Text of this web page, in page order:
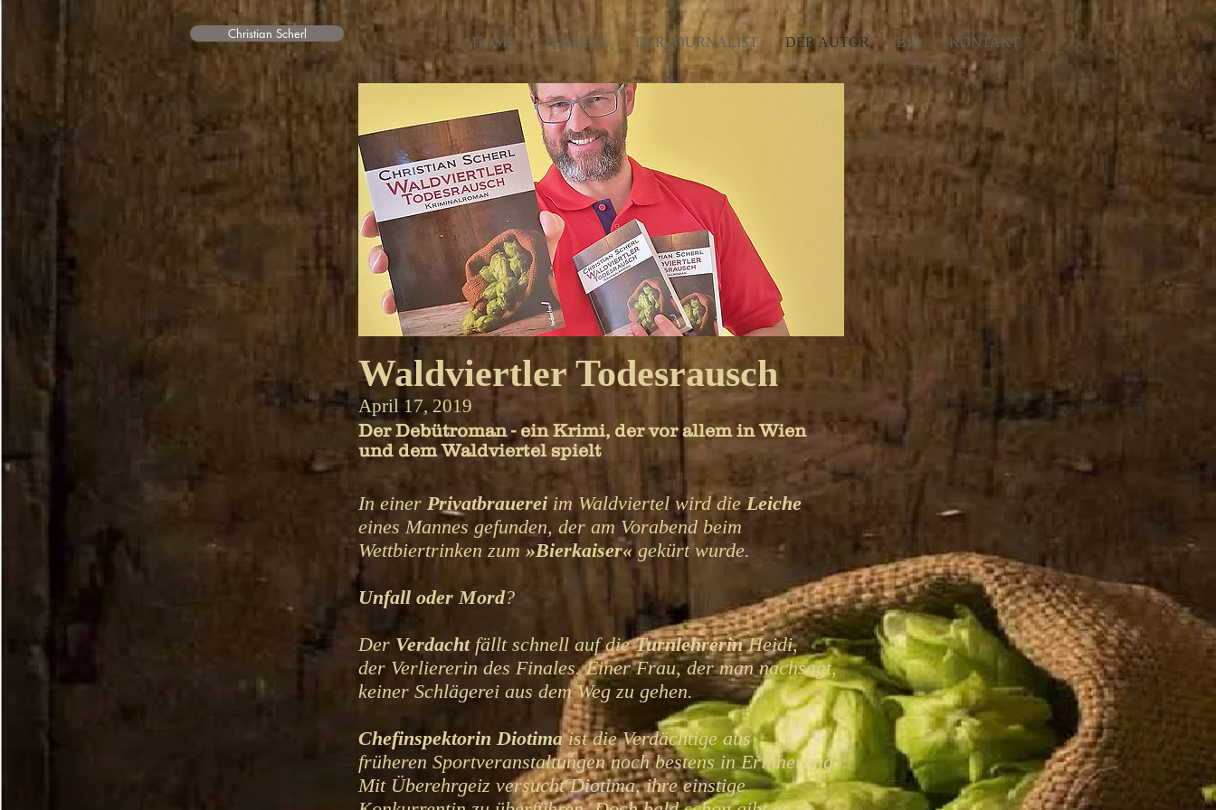
Christian Scherl
HOME TERMINE DER JOURNALIST DER AUTOR BIO KONTAKT
Waldviertler Todesrausch
April 17, 2019
Der Debütroman - ein Krimi, der vor allem in Wien
und dem Waldviertel spielt
In einer Privatbrauereiim Waldviertel wirddieLeiche
eines Mannes gefunden, der am Vorabend beim
Wettbiertrinken zum »Bierkaiser«gekürt wurde.
Unfall oder Mord?
Der Verdachtfällt schnell auf dieTurnlehrerinHeidi,
der Verliererin des Finales. Einer Frau, der man nachsagt,
keiner Schlägerei aus dem Weg zu gehen.
Chefinspektorin Diotimaist die Verdächtige aus
früheren Sportveranstaltungen noch bestens in Erinnerung.
Mit Überehrgeiz versucht Diotima, ihre einstige